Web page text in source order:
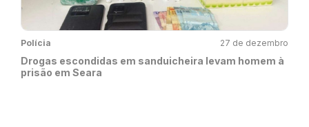
Polícia 27 de dezembro
Drogas escondidas em sanduicheira levam homem à
prisão em Seara